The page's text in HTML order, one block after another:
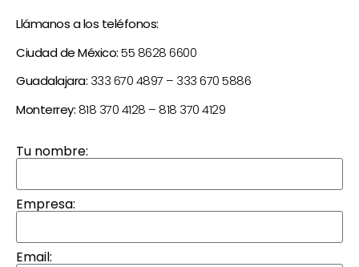
Llámanos a los teléfonos:
Ciudad de México:55 8628 6600
Guadalajara: 333 670 4897 – 333 670 5886
Monterrey: 818 370 4128 – 818 370 4129
Tu nombre:
Empresa:
Email: